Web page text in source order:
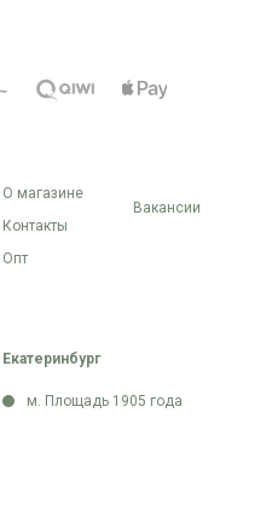
О магазине
Контакты
Опт
Вакансии
Екатеринбург
м. Площадь 1905 года